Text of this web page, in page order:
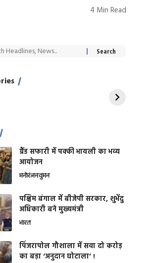
4 Min Read
में अरेस्ट हुए
रोज एक कच्चे लहसुन
ग्रैंड सफारी में पक्की भायली का भव्य
आयोजन
मनोरंजनवुमन
पश्चिम बंगाल में बीजेपी सरकार, शुभेंदु
अधिकारी बने मुख्यमंत्री
भारत
​पिंजरापोल गौशाला में सवा दो करोड़
का बड़ा ‘अनुदान घोटाला’ !